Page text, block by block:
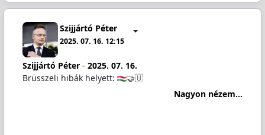
Szijjártó Péter
2025. 07. 16. 12:15
Szijjártó Péter- 2025. 07. 16.
Brüsszeli hibák helyett:
🤝🇺
Nagyon nézem...